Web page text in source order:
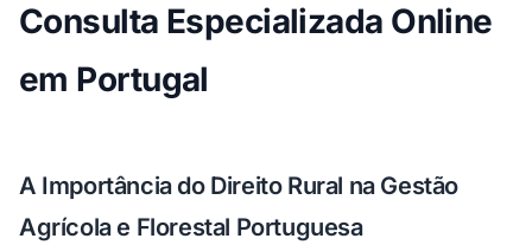
Consulta Especializada Online
em Portugal
A Importância do Direito Rural na Gestão
Agrícola e Florestal Portuguesa